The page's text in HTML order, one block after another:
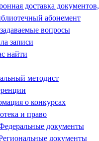
доставка документов,
абонемент
вопросы
записи
найти
методист
о конкурсах
и право
документы
документы